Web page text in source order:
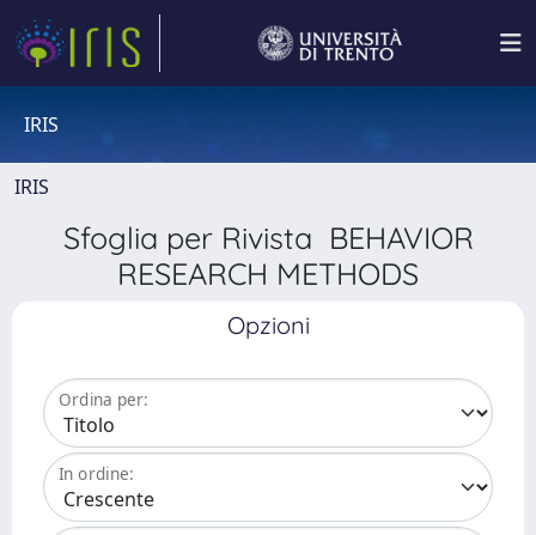
IRIS
IRIS
Sfoglia per Rivista BEHAVIOR
RESEARCH METHODS
Opzioni
Ordina per:
In ordine: